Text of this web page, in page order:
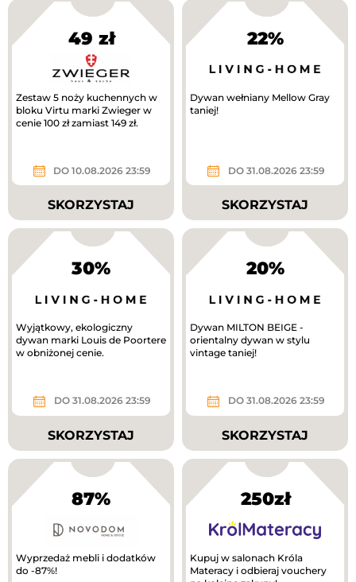
49 zł
Zestaw 5 noży kuchennych w
bloku Virtu marki Zwieger w
cenie 100 zł zamiast 149 zł.
DO 10.08.2026 23:59
SKORZYSTAJ
22%
Dywan wełniany Mellow Gray
taniej!
DO 31.08.2026 23:59
SKORZYSTAJ
30%
Wyjątkowy, ekologiczny
dywan marki Louis de Poortere
w obniżonej cenie.
DO 31.08.2026 23:59
SKORZYSTAJ
20%
Dywan MILTON BEIGE -
orientalny dywan w stylu
vintage taniej!
DO 31.08.2026 23:59
SKORZYSTAJ
87%
Wyprzedaż mebli i dodatków
do -87%!
250zł
Kupuj w salonach Króla
Materacy i odbieraj vouchery